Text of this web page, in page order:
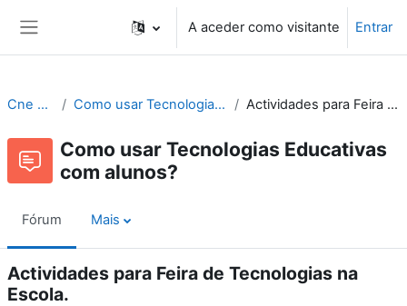
A aceder como visitante Entrar
Cne Recursos Como usar Tecnologias Educativas com alunos? Actividades para Feira de Tecnologias na Escola.
Como usar Tecnologias Educativas
com alunos?
Fórum Mais
Actividades para Feira de Tecnologias na
Escola.